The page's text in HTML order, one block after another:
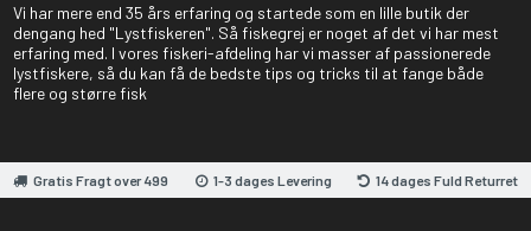
Vi har mere end 35 års erfaring og startede som en lille butik der
dengang hed "Lystfiskeren". Så fiskegrej er noget af det vi har mest
erfaring med. I vores fiskeri-afdeling har vi masser af passionerede
lystfiskere, så du kan få de bedste tips og tricks til at fange både
flere og større fisk
Gratis Fragt over 499 1-3 dages Levering 14 dages Fuld Returret